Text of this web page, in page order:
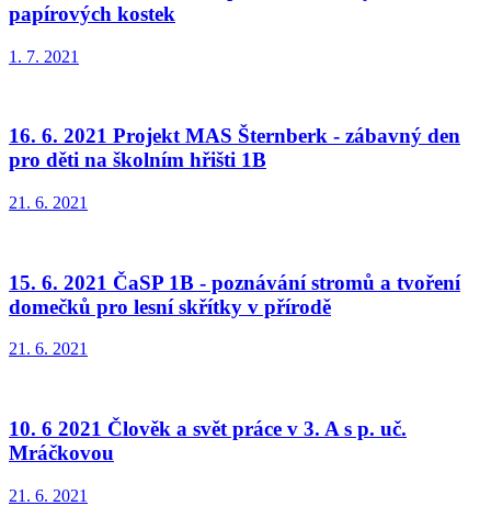
papírových kostek
1. 7. 2021
16. 6. 2021 Projekt MAS Šternberk - zábavný den
pro děti na školním hřišti 1B
21. 6. 2021
15. 6. 2021 ČaSP 1B - poznávání stromů a tvoření
domečků pro lesní skřítky v přírodě
21. 6. 2021
10. 6 2021 Člověk a svět práce v 3. A s p. uč.
Mráčkovou
21. 6. 2021